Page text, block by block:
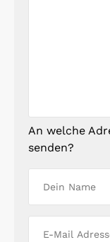
An welche
senden?